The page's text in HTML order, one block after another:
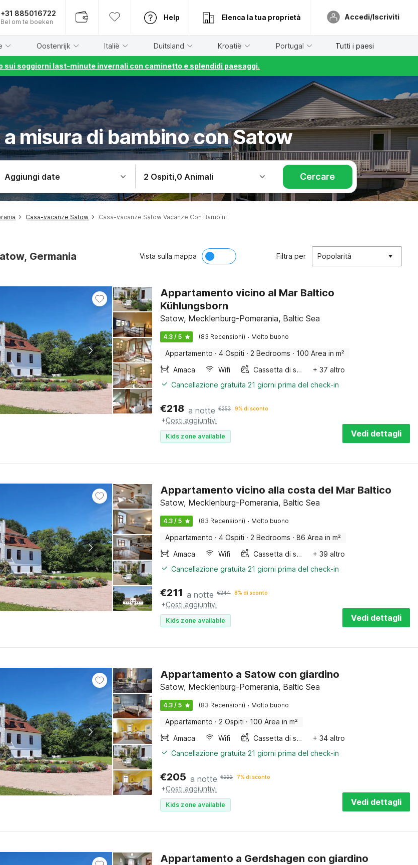
+31 885016722
Bel om te boeken
Help Elenca la tua proprietà Accedi/Iscriviti
Oostenrijk Italië Duitsland Kroatië Portugal Tutti i paesi
sui soggiorni last-minute invernali con caminetto e splendidi paesaggi.
misura di bambino con Satow
Aggiungi date 2 Ospiti,0 Animali Cercare
Casa-vacanze Satow Casa-vacanze Satow Vacanze Con Bambini
Germania Vista sulla mappa Filtra per Popolarità
Appartamento vicino al Mar Baltico
Kühlungsborn
Satow, Mecklenburg-Pomerania, Baltic Sea
4.3 / 5 (83 Recensioni) · Molto buono
Appartamento · 4 Ospiti · 2 Bedrooms · 100 Area in m²
Amaca
Wifi Cassetta di sabbia
+ 37 altro
Cancellazione gratuita 21 giorni prima del check-in
€218 a notte €253 9% di sconto
+Costi aggiuntivi
Kids zone available Vedi dettagli
Appartamento vicino alla costa del Mar Baltico
Satow, Mecklenburg-Pomerania, Baltic Sea
4.3 / 5 (83 Recensioni) · Molto buono
Appartamento · 4 Ospiti · 2 Bedrooms · 86 Area in m²
Amaca
Wifi Cassetta di sabbia
+ 39 altro
Cancellazione gratuita 21 giorni prima del check-in
€211 a notte €244 8% di sconto
+Costi aggiuntivi
Kids zone available Vedi dettagli
Appartamento a Satow con giardino
Satow, Mecklenburg-Pomerania, Baltic Sea
4.3 / 5 (83 Recensioni) · Molto buono
Appartamento · 2 Ospiti · 100 Area in m²
Amaca
Wifi Cassetta di sabbia
+ 34 altro
Cancellazione gratuita 21 giorni prima del check-in
€205 a notte €222 7% di sconto
+Costi aggiuntivi
Kids zone available Vedi dettagli
Appartamento a Gerdshagen con giardino